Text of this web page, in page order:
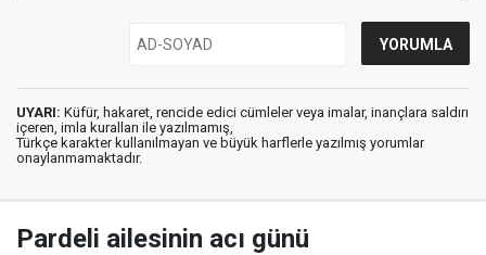
UYARI: Küfür, hakaret, rencide edici cümleler veya imalar, inançlara saldırı
içeren, imla kuralları ile yazılmamış,
Türkçe karakter kullanılmayan ve büyük harflerle yazılmış yorumlar
onaylanmamaktadır.
Pardeli ailesinin acı günü